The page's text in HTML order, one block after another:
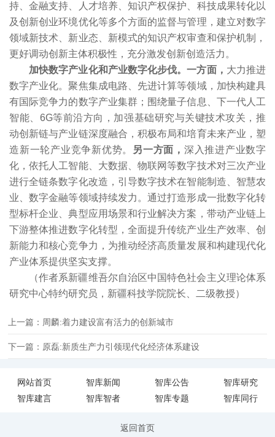
持、金融支持、人才培养、知识产权保护、科技成果转化以
及创新创业环境优化等多个方面的监督与管理，建立对数字
领域新技术、新业态、新模式的知识产权审查和保护机制，
更好调动创新主体积极性，充分激发创新创造活力。
加快数字产业化和产业数字化步伐。一方面， 大力推进
数字产业化。聚焦集成电路、先进计算等领域，加快构建具
有国际竞争力的数字产业集群；围绕量子信息、下一代人工
智能、6G等前沿方向，加强基础研究与关键技术攻关，推
动创新链与产业链深度融合，积极布局和培育未来产业，塑
造新一轮产业竞争新优势。
另一方面， 深入推进产业数字
化，依托人工智能、大数据、物联网等数字技术对三次产业
进行全链条数字化改造，引导数字技术在智能制造、智慧农
业、数字金融等领域持续发力。通过打造形成一批数字化转
型标杆企业、典型应用场景和行业解决方案，带动产业链上
下游整体推进数字化转型，全面提升传统产业生产效率、创
新能力和核心竞争力，为推动经济高质量发展和构建现代化
产业体系提供坚实支撑。
（作者系新疆维吾尔自治区中国特色社会主义理论体系
研究中心特约研究员，新疆科技学院院长、二级教授）
上一篇：周麟:着力建设富有活力的创新城市
下一篇：原磊:新质生产力引领现代化经济体系建设
网站首页 智库新闻 智库公告
智库研究
智库建言
智库智者 智库专题 智库同行
返回首页